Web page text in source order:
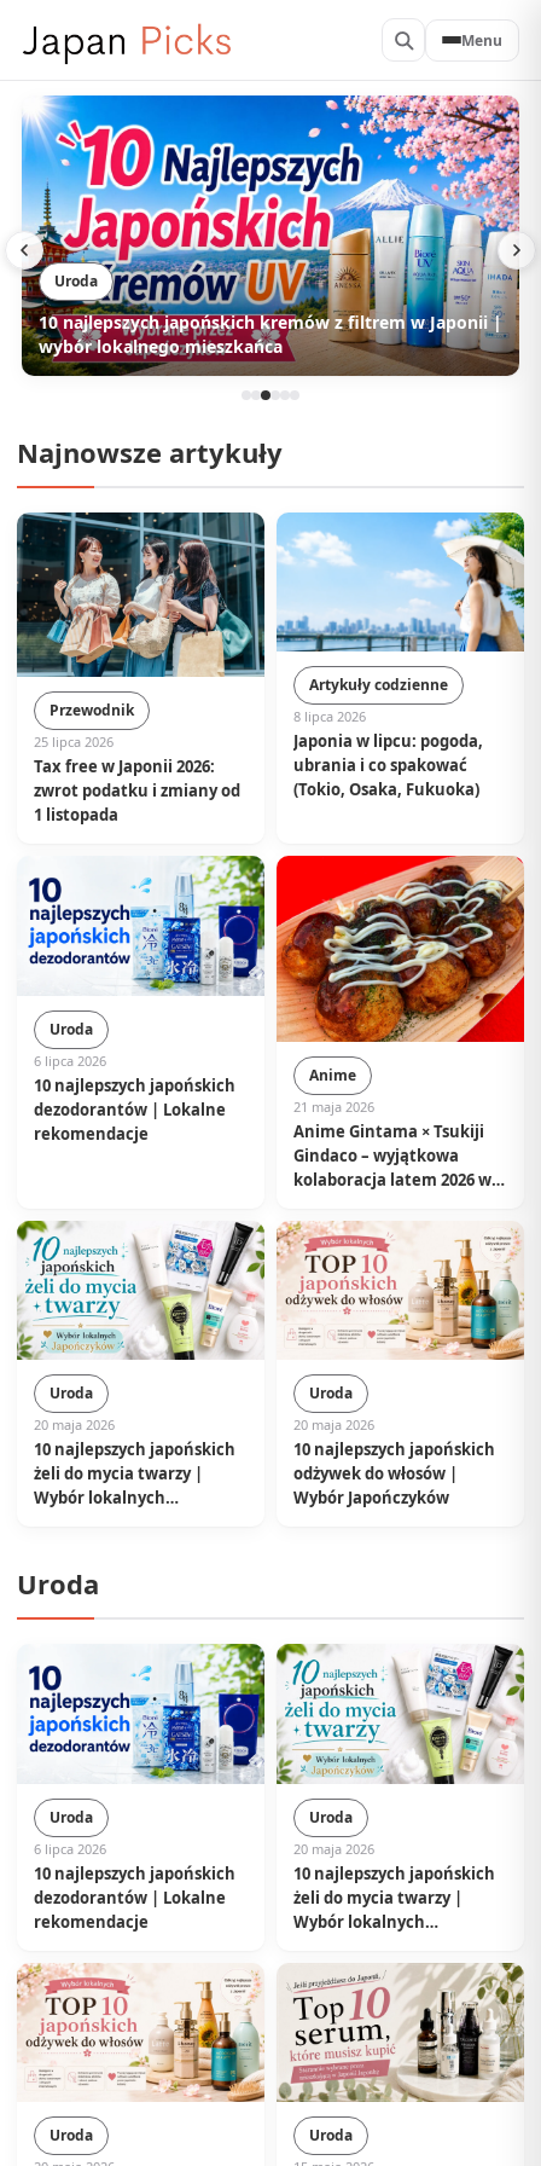
Menu
Uroda
10 najlepszych japońskich odżywek do włosów |
Wybór Japończyków
Najnowsze artykuły
Przewodnik
25 lipca 2026
Tax free w Japonii 2026:
zwrot podatku i zmiany od
1 listopada
Artykuły codzienne
8 lipca 2026
Japonia w lipcu: pogoda,
ubrania i co spakować
(Tokio, Osaka, Fukuoka)
Uroda
6 lipca 2026
10 najlepszych japońskich
dezodorantów | Lokalne
rekomendacje
Anime
21 maja 2026
Anime Gintama × Tsukiji
Gindaco – wyjątkowa
kolaboracja latem 2026 w
Uroda
20 maja 2026
10 najlepszych japońskich
żeli do mycia twarzy |
Wybór lokalnych
Uroda
20 maja 2026
10 najlepszych japońskich
odżywek do włosów |
Wybór Japończyków
Uroda
Uroda
6 lipca 2026
10 najlepszych japońskich
dezodorantów | Lokalne
rekomendacje
Uroda
20 maja 2026
10 najlepszych japońskich
żeli do mycia twarzy |
Wybór lokalnych
Uroda Uroda